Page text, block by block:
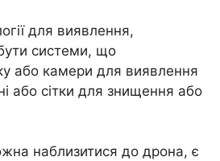
для виявлення,
системи, що
або камери для виявлення
або сітки для знищення або
наблизитися до дрона, є